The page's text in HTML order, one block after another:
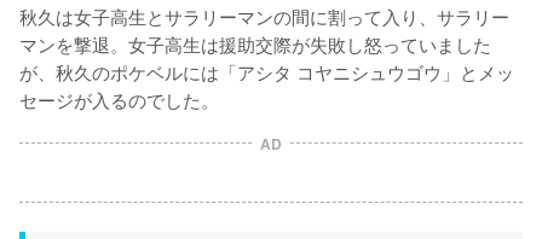
秋久は女子高生とサラリーマンの間に割って入り、サラリー
マンを撃退。女子高生は援助交際が失敗し怒っていました
が、秋久のポケベルには「アシタ コヤニシュウゴウ」とメッ
セージが入るのでした。
AD